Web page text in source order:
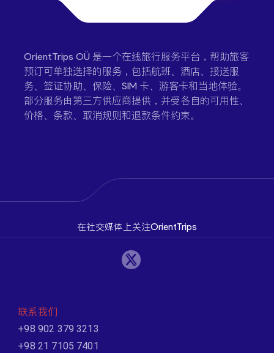
OrientTrips OÜ 是一个在线旅行服务平台，帮助旅客
预订可单独选择的服务，包括航班、酒店、接送服
务、签证协助、保险、SIM 卡、游客卡和当地体验。
部分服务由第三方供应商提供，并受各自的可用性、
价格、条款、取消规则和退款条件约束。
在社交媒体上关注OrientTrips
联系我们
+98 902 379 3213
+98 21 7105 7401